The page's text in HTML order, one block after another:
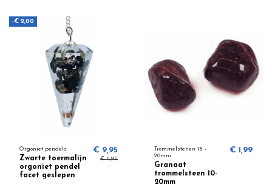
-€ 2,00
Orgoniet pendels
Zwarte toermalijn
orgoniet pendel
facet geslepen
€ 9,95
€ 11,95
Trommelstenen 15 -
20mm
Granaat
trommelsteen 10-
20mm
€ 1,99